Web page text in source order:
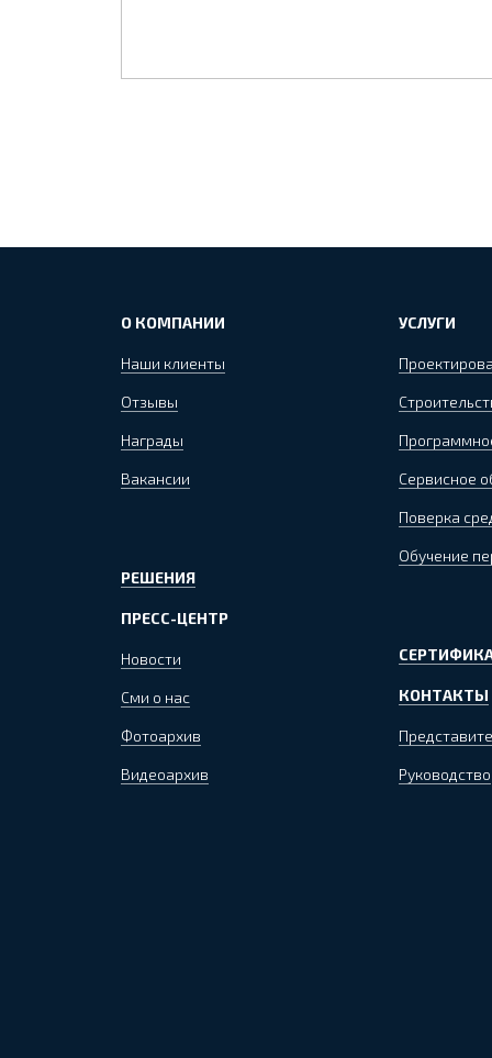
О КОМПАНИИ
Наши клиенты
Отзывы
Награды
Вакансии
РЕШЕНИЯ
ПРЕСС-ЦЕНТР
Новости
Сми о нас
Фотоархив
Видеоархив
УСЛУГИ
Сервисное
Поверка
Обучение
КОНТАКТЫ
Руководство